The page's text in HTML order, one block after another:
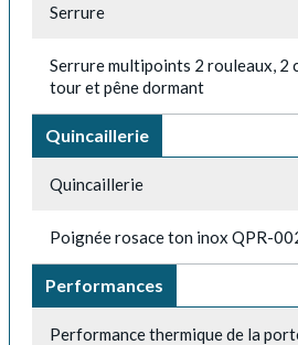
Serrure
Serrure multipoints 2 rouleaux, 2
tour et pêne dormant
Quincaillerie
Quincaillerie
Poignée rosace ton inox QPR-
Performances
Performance thermique de la